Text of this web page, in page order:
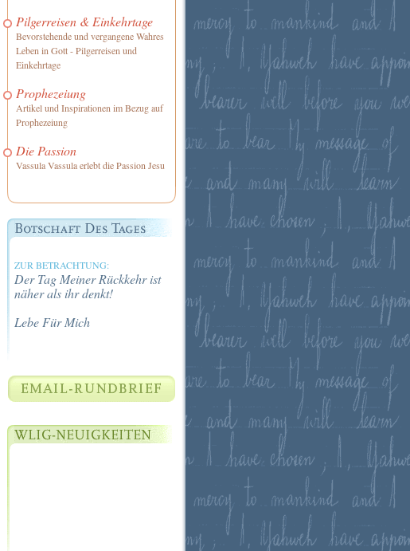
Pilgerreisen & Einkehrtage
Bevorstehende und vergangene Wahres
Leben in Gott - Pilgerreisen und
Einkehrtage
Prophezeiung
Artikel und Inspirationen im Bezug auf
Prophezeiung
Die Passion
Vassula Vassula erlebt die Passion Jesu
ZUR BETRACHTUNG:
Der Tag Meiner Rückkehr ist
näher als ihr denkt!
Lebe Für Mich